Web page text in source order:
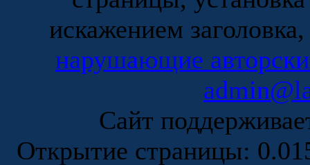
искажением
нарушающие
Сайт
Открытие страницы: